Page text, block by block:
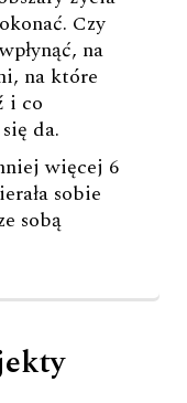
Czy
na
na które
i co
da.
więcej 6
sobie
sobą